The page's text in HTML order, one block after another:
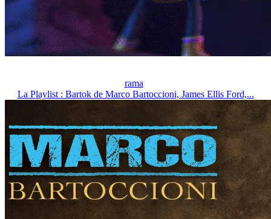
rama
La Playlist : Bartok de Marco Bartoccioni, James Ellis Ford,...